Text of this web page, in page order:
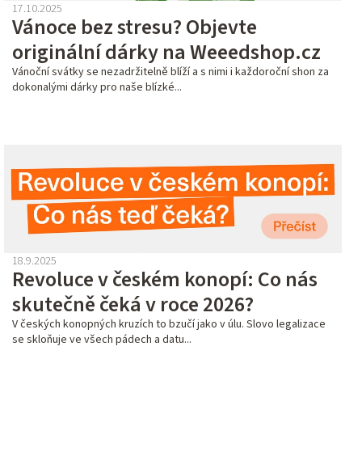
č
á
n
Vánoce bez stresu? Objevte
originální dárky na Weeedshop.cz
17.10.2025
Vánoční svátky se nezadržitelně blíží a s nimi i každoroční shon za
dokonalými dárky pro naše blízké...
Revoluce v českém konopí: Co nás
skutečně čeká v roce 2026?
18.9.2025
V českých konopných kruzích to bzučí jako v úlu. Slovo legalizace
se skloňuje ve všech pádech a datu...